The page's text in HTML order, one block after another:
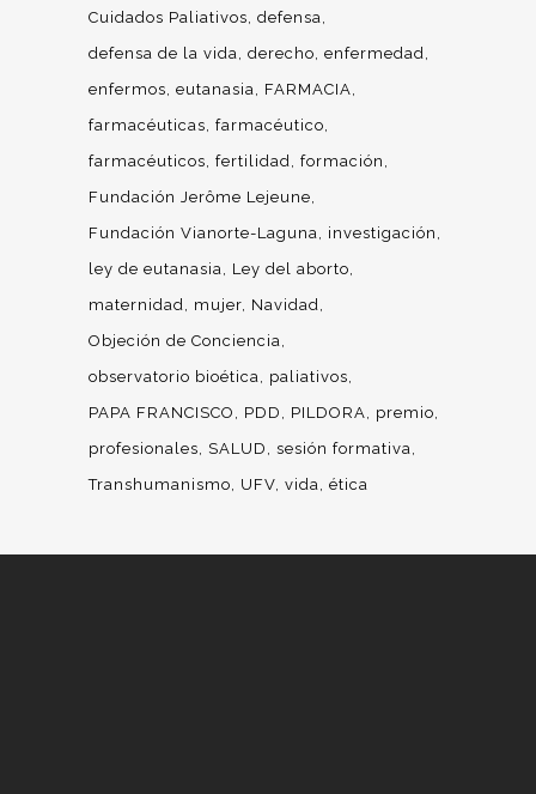
Cuidados Paliativos defensa
defensa de la vida derecho enfermedad
enfermos eutanasia
FARMACIA
farmacéuticas farmacéutico
farmacéuticos fertilidad formación
Fundación Jerôme Lejeune
Fundación Vianorte-Laguna
investigación
ley de eutanasia
Ley del aborto
maternidad
mujer Navidad
Objeción de Conciencia
observatorio bioética
paliativos
PAPA FRANCISCO
PDD PILDORA
premio
profesionales
SALUD
sesión formativa
Transhumanismo
UFV vida ética